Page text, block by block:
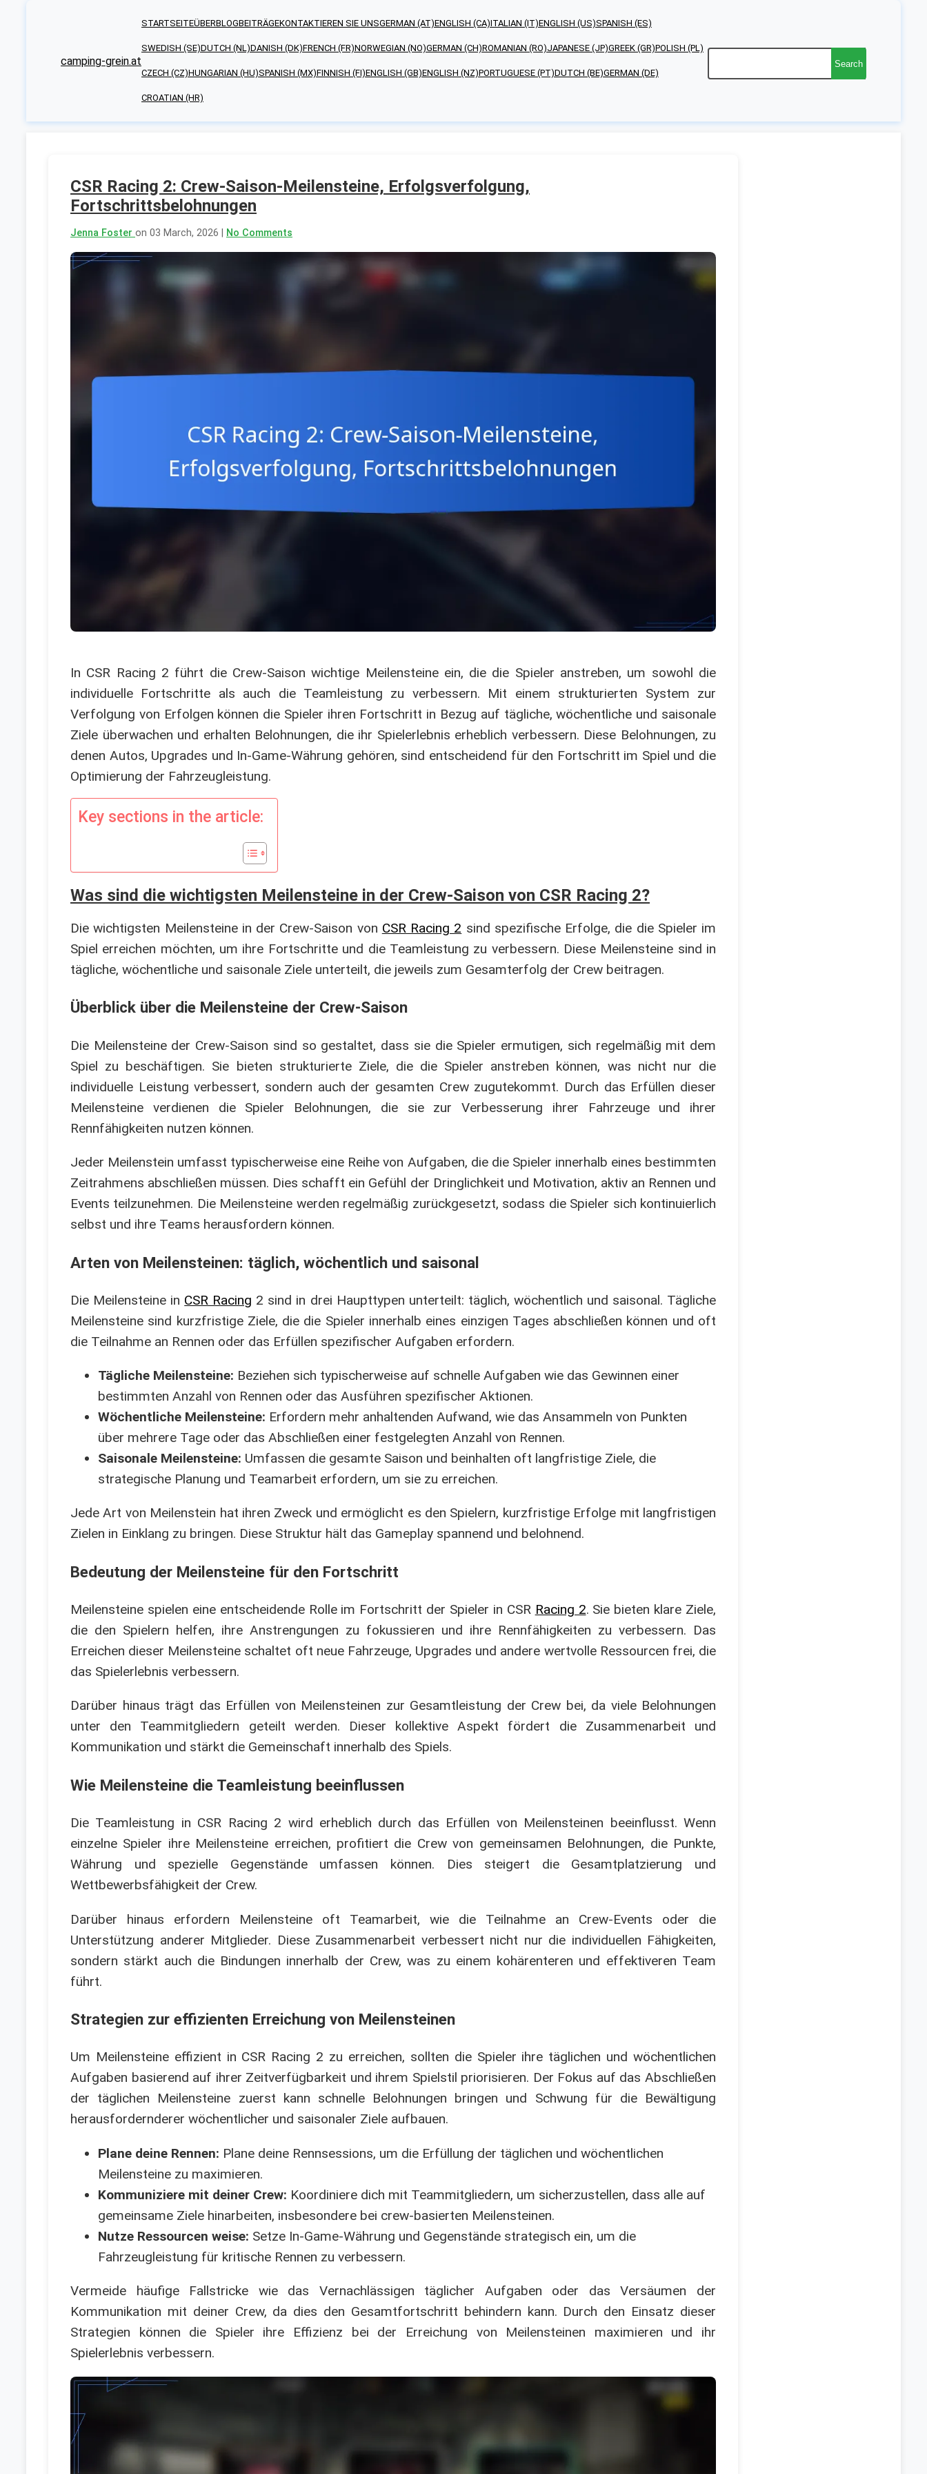
camping-grein.at
STARTSEITEÜBERBLOGBEITRÄGEKONTAKTIEREN SIE UNSGERMAN (AT)ENGLISH (CA)ITALIAN (IT)ENGLISH (US)SPANISH (ES)
SWEDISH (SE)DUTCH (NL)DANISH (DK)FRENCH (FR)NORWEGIAN (NO)GERMAN (CH)ROMANIAN (RO)JAPANESE (JP)GREEK (GR)POLISH (PL)
CZECH (CZ)HUNGARIAN (HU)SPANISH (MX)FINNISH (FI)ENGLISH (GB)ENGLISH (NZ)PORTUGUESE (PT)DUTCH (BE)GERMAN (DE)
CROATIAN (HR)
Search
CSR Racing 2: Crew-Saison-Meilensteine, Erfolgsverfolgung,
Fortschrittsbelohnungen
Jenna Foster on 03 March, 2026 | No Comments
In CSR Racing 2 führt die Crew-Saison wichtige Meilensteine ein, die die Spieler anstreben, um sowohl die
individuelle Fortschritte als auch die Teamleistung zu verbessern. Mit einem strukturierten System zur
Verfolgung von Erfolgen können die Spieler ihren Fortschritt in Bezug auf tägliche, wöchentliche und saisonale
Ziele überwachen und erhalten Belohnungen, die ihr Spielerlebnis erheblich verbessern. Diese Belohnungen, zu
denen Autos, Upgrades und In-Game-Währung gehören, sind entscheidend für den Fortschritt im Spiel und die
Optimierung der Fahrzeugleistung.
Key sections in the article:
Was sind die wichtigsten Meilensteine in der Crew-Saison von CSR Racing 2?
Die wichtigsten Meilensteine in der Crew-Saison von CSR Racing 2 sind spezifische Erfolge, die die Spieler im
Spiel erreichen möchten, um ihre Fortschritte und die Teamleistung zu verbessern. Diese Meilensteine sind in
tägliche, wöchentliche und saisonale Ziele unterteilt, die jeweils zum Gesamterfolg der Crew beitragen.
Überblick über die Meilensteine der Crew-Saison
Die Meilensteine der Crew-Saison sind so gestaltet, dass sie die Spieler ermutigen, sich regelmäßig mit dem
Spiel zu beschäftigen. Sie bieten strukturierte Ziele, die die Spieler anstreben können, was nicht nur die
individuelle Leistung verbessert, sondern auch der gesamten Crew zugutekommt. Durch das Erfüllen dieser
Meilensteine verdienen die Spieler Belohnungen, die sie zur Verbesserung ihrer Fahrzeuge und ihrer
Rennfähigkeiten nutzen können.
Jeder Meilenstein umfasst typischerweise eine Reihe von Aufgaben, die die Spieler innerhalb eines bestimmten
Zeitrahmens abschließen müssen. Dies schafft ein Gefühl der Dringlichkeit und Motivation, aktiv an Rennen und
Events teilzunehmen. Die Meilensteine werden regelmäßig zurückgesetzt, sodass die Spieler sich kontinuierlich
selbst und ihre Teams herausfordern können.
Arten von Meilensteinen: täglich, wöchentlich und saisonal
Die Meilensteine in CSR Racing 2 sind in drei Haupttypen unterteilt: täglich, wöchentlich und saisonal. Tägliche
Meilensteine sind kurzfristige Ziele, die die Spieler innerhalb eines einzigen Tages abschließen können und oft
die Teilnahme an Rennen oder das Erfüllen spezifischer Aufgaben erfordern.
Tägliche Meilensteine: Beziehen sich typischerweise auf schnelle Aufgaben wie das Gewinnen einer
bestimmten Anzahl von Rennen oder das Ausführen spezifischer Aktionen.
Wöchentliche Meilensteine: Erfordern mehr anhaltenden Aufwand, wie das Ansammeln von Punkten
über mehrere Tage oder das Abschließen einer festgelegten Anzahl von Rennen.
Saisonale Meilensteine: Umfassen die gesamte Saison und beinhalten oft langfristige Ziele, die
strategische Planung und Teamarbeit erfordern, um sie zu erreichen.
Jede Art von Meilenstein hat ihren Zweck und ermöglicht es den Spielern, kurzfristige Erfolge mit langfristigen
Zielen in Einklang zu bringen. Diese Struktur hält das Gameplay spannend und belohnend.
Bedeutung der Meilensteine für den Fortschritt
Meilensteine spielen eine entscheidende Rolle im Fortschritt der Spieler in CSR Racing 2. Sie bieten klare Ziele,
die den Spielern helfen, ihre Anstrengungen zu fokussieren und ihre Rennfähigkeiten zu verbessern. Das
Erreichen dieser Meilensteine schaltet oft neue Fahrzeuge, Upgrades und andere wertvolle Ressourcen frei, die
das Spielerlebnis verbessern.
Darüber hinaus trägt das Erfüllen von Meilensteinen zur Gesamtleistung der Crew bei, da viele Belohnungen
unter den Teammitgliedern geteilt werden. Dieser kollektive Aspekt fördert die Zusammenarbeit und
Kommunikation und stärkt die Gemeinschaft innerhalb des Spiels.
Wie Meilensteine die Teamleistung beeinflussen
Die Teamleistung in CSR Racing 2 wird erheblich durch das Erfüllen von Meilensteinen beeinflusst. Wenn
einzelne Spieler ihre Meilensteine erreichen, profitiert die Crew von gemeinsamen Belohnungen, die Punkte,
Währung und spezielle Gegenstände umfassen können. Dies steigert die Gesamtplatzierung und
Wettbewerbsfähigkeit der Crew.
Darüber hinaus erfordern Meilensteine oft Teamarbeit, wie die Teilnahme an Crew-Events oder die
Unterstützung anderer Mitglieder. Diese Zusammenarbeit verbessert nicht nur die individuellen Fähigkeiten,
sondern stärkt auch die Bindungen innerhalb der Crew, was zu einem kohärenteren und effektiveren Team
führt.
Strategien zur effizienten Erreichung von Meilensteinen
Um Meilensteine effizient in CSR Racing 2 zu erreichen, sollten die Spieler ihre täglichen und wöchentlichen
Aufgaben basierend auf ihrer Zeitverfügbarkeit und ihrem Spielstil priorisieren. Der Fokus auf das Abschließen
der täglichen Meilensteine zuerst kann schnelle Belohnungen bringen und Schwung für die Bewältigung
herausfordernderer wöchentlicher und saisonaler Ziele aufbauen.
Plane deine Rennen: Plane deine Rennsessions, um die Erfüllung der täglichen und wöchentlichen
Meilensteine zu maximieren.
Kommuniziere mit deiner Crew: Koordiniere dich mit Teammitgliedern, um sicherzustellen, dass alle auf
gemeinsame Ziele hinarbeiten, insbesondere bei crew-basierten Meilensteinen.
Nutze Ressourcen weise: Setze In-Game-Währung und Gegenstände strategisch ein, um die
Fahrzeugleistung für kritische Rennen zu verbessern.
Vermeide häufige Fallstricke wie das Vernachlässigen täglicher Aufgaben oder das Versäumen der
Kommunikation mit deiner Crew, da dies den Gesamtfortschritt behindern kann. Durch den Einsatz dieser
Strategien können die Spieler ihre Effizienz bei der Erreichung von Meilensteinen maximieren und ihr
Spielerlebnis verbessern.